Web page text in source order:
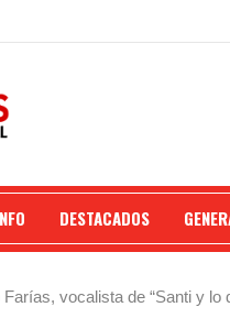
DESTACADOS
vocalista de “Santi y lo